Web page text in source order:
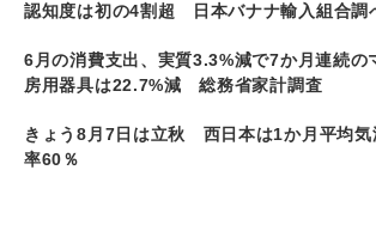
認知度は初の4割超 日本バナナ輸入組合調
6月の消費支出、実質3.3%減で7か月連続
房用器具は22.7%減 総務省家計調査
きょう8月7日は立秋 西日本は1か月平均気
率60％